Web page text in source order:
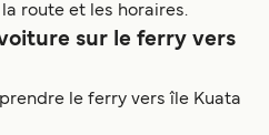
la route et les horaires.
sur le ferry vers
le ferry vers île Kuata